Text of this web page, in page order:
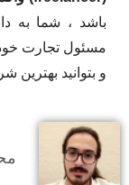
باشد ، شما به
مسئول تجارت خود
و بتوانید بهترین